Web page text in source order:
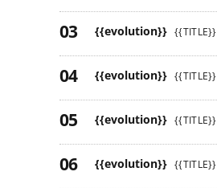
{{evolution}} {{TITLE}}
{{evolution}} {{TITLE}}
{{evolution}} {{TITLE}}
{{evolution}} {{TITLE}}